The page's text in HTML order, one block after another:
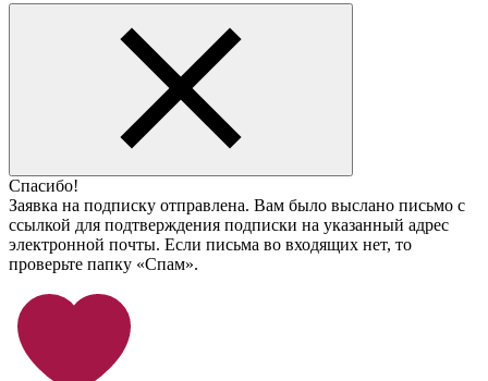
Спасибо!
Заявка на подписку отправлена. Вам было выслано письмо с
ссылкой для подтверждения подписки на указанный адрес
электронной почты. Если письма во входящих нет, то
проверьте папку «Спам».